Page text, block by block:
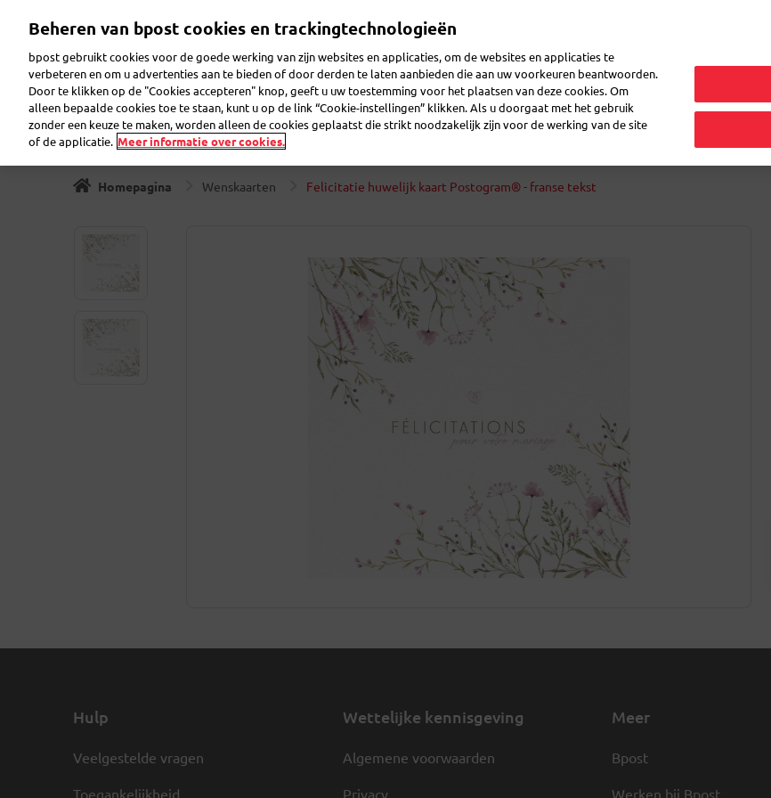
inhoud
Zoeken
Postzegels Verzamelaar Wenskaarten Verzendetiketten voor pakjes Enveloppes en dozen Atomaschriften
Homepagina Wenskaarten Felicitatie huwelijk kaart Postogram® - franse tekst
Hulp
Veelgestelde vragen
Toegankelijkheid
Wettelijke kennisgeving
Algemene voorwaarden
Privacy
Meer
Bpost
Werken bij Bpost
Beheren van bpost cookies en trackingtechnologieën
bpost gebruikt cookies voor de goede werking van zijn websites en applicaties, om de websites en applicaties te
verbeteren en om u advertenties aan te bieden of door derden te laten aanbieden die aan uw voorkeuren beantwoorden.
Door te klikken op de "Cookies accepteren" knop, geeft u uw toestemming voor het plaatsen van deze cookies. Om
alleen bepaalde cookies toe te staan, kunt u op de link “Cookie-instellingen” klikken. Als u doorgaat met het gebruik
zonder een keuze te maken, worden alleen de cookies geplaatst die strikt noodzakelijk zijn voor de werking van de site
of de applicatie. Meer informatie over cookies.